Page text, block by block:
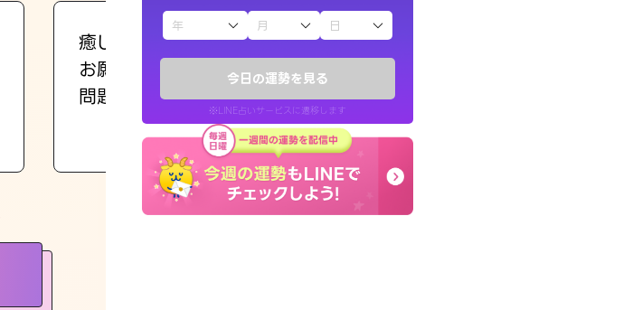
今日の運勢を見る
※LINE占いサービスに遷移します
えもじの子（占）12星座占い
お知らせ
癒し系でおしゃべりしたくて鑑定を
お願いしてます(笑)
問題解決もピカイチ！
50代 女性